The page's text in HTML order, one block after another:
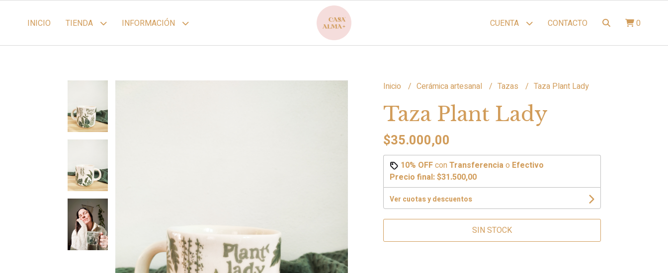
INICIO TIENDA INFORMACIÓN CUENTA CONTACTO 0
Inicio Cerámica artesanal Tazas Taza Plant Lady
Taza Plant Lady
$35.000,00
10% OFFcon Transferenciao Efectivo
Precio final:$31.500,00
Ver cuotas y descuentos
SIN STOCK